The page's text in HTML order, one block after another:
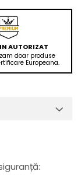
AUTORIZAT
doar produse
Europeana.